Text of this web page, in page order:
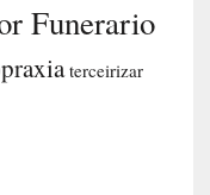
Funerario
terceirizar